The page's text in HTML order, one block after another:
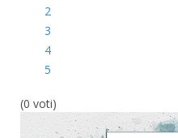
2
3
4
5
(0 voti)